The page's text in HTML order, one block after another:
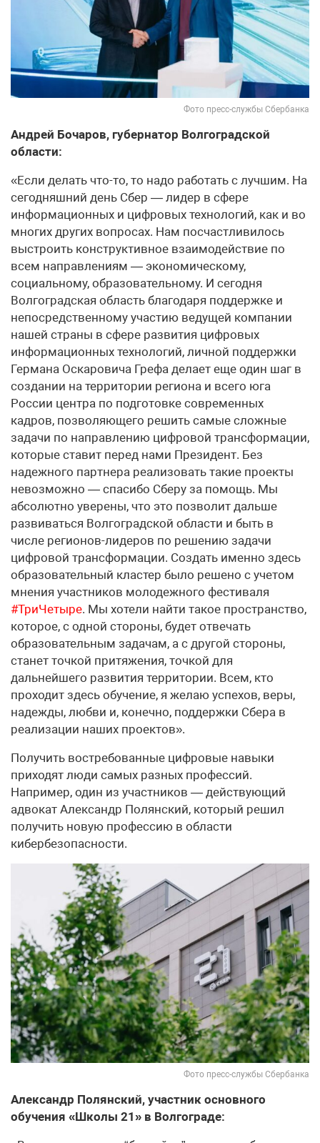
Фото пресс-службы Сбербанка
Андрей Бочаров, губернатор Волгоградской
области:
«Если делать что-то, то надо работать с лучшим. На
сегодняшний день Сбер — лидер в сфере
информационных и цифровых технологий, как и во
многих других вопросах. Нам посчастливилось
выстроить конструктивное взаимодействие по
всем направлениям — экономическому,
социальному, образовательному. И сегодня
Волгоградская область благодаря поддержке и
непосредственному участию ведущей компании
нашей страны в сфере развития цифровых
информационных технологий, личной поддержки
Германа Оскаровича Грефа делает еще один шаг в
создании на территории региона и всего юга
России центра по подготовке современных
кадров, позволяющего решить самые сложные
задачи по направлению цифровой трансформации,
которые ставит перед нами Президент. Без
надежного партнера реализовать такие проекты
невозможно — спасибо Сберу за помощь. Мы
абсолютно уверены, что это позволит дальше
развиваться Волгоградской области и быть в
числе регионов-лидеров по решению задачи
цифровой трансформации. Создать именно здесь
образовательный кластер было решено с учетом
мнения участников молодежного фестиваля
#ТриЧетыре. Мы хотели найти такое пространство,
которое, с одной стороны, будет отвечать
образовательным задачам, а с другой стороны,
станет точкой притяжения, точкой для
дальнейшего развития территории. Всем, кто
проходит здесь обучение, я желаю успехов, веры,
надежды, любви и, конечно, поддержки Сбера в
реализации наших проектов».
Получить востребованные цифровые навыки
приходят люди самых разных профессий.
Например, один из участников — действующий
адвокат Александр Полянский, который решил
получить новую профессию в области
кибербезопасности.
Фото пресс-службы Сбербанка
Александр Полянский, участник основного
обучения «Школы 21» в Волгограде: